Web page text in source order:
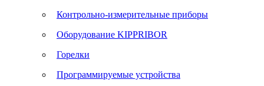
Контрольно-измерительные приборы
Оборудование KIPPRIBOR
Горелки
Программируемые устройства